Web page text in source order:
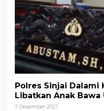
Polres Sinjai Dalami
Libatkan Anak Bawa
7 Desember 2021